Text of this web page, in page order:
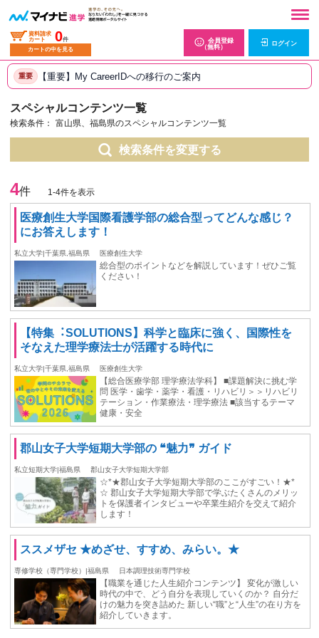
資料請求
カート
0件
カートの中を見る
会員登録
（無料）
ログイン
重要 【重要】My CareerIDへの移行のご案内
スペシャルコンテンツ一覧
検索条件： 富山県、福島県のスペシャルコンテンツ一覧
検索条件を変更する
4件 1-4件を表示
医療創生大学国際看護学部の総合型ってどんな感じ？
にお答えします！
私立大学|千葉県,福島県 医療創生大学
総合型のポイントなどを解説しています！ぜひご覧
ください！
【特集︓SOLUTIONS】科学と臨床に強く、国際性を
そなえた理学療法士が活躍する時代に
私立大学|千葉県,福島県 医療創生大学
【総合医療学部 理学療法学科】 ■課題解決に挑む学
問 医学・歯学・薬学・看護・リハビリ＞＞リハビリ
テーション・作業療法・理学療法 ■該当するテーマ
健康・安全
郡山女子大学短期大学部の ❝魅力❞ ガイド
私立短期大学|福島県 郡山女子大学短期大学部
☆*★郡山女子大学短期大学部のここがすごい！★*
☆ 郡山女子大学短期大学部で学ぶたくさんのメリッ
トを保護者インタビューや卒業生紹介を交えて紹介
します！
ススメザセ ★めざせ、すすめ、みらい。★
専修学校（専門学校）|福島県 日本調理技術専門学校
【職業を通じた人生紹介コンテンツ】 変化が激しい
時代の中で、どう自分を表現していくのか？ 自分だ
けの魅力を突き詰めた 新しい“職”と“人生”の在り方を
紹介していきます。